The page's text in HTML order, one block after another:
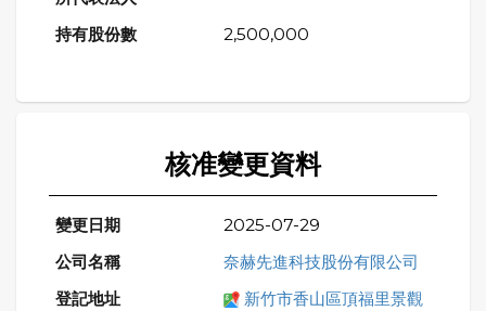
2,500,000
核准變更資料
2025-07-29
奈赫先進科技股份有限公司
新竹市香山區頂福里景觀